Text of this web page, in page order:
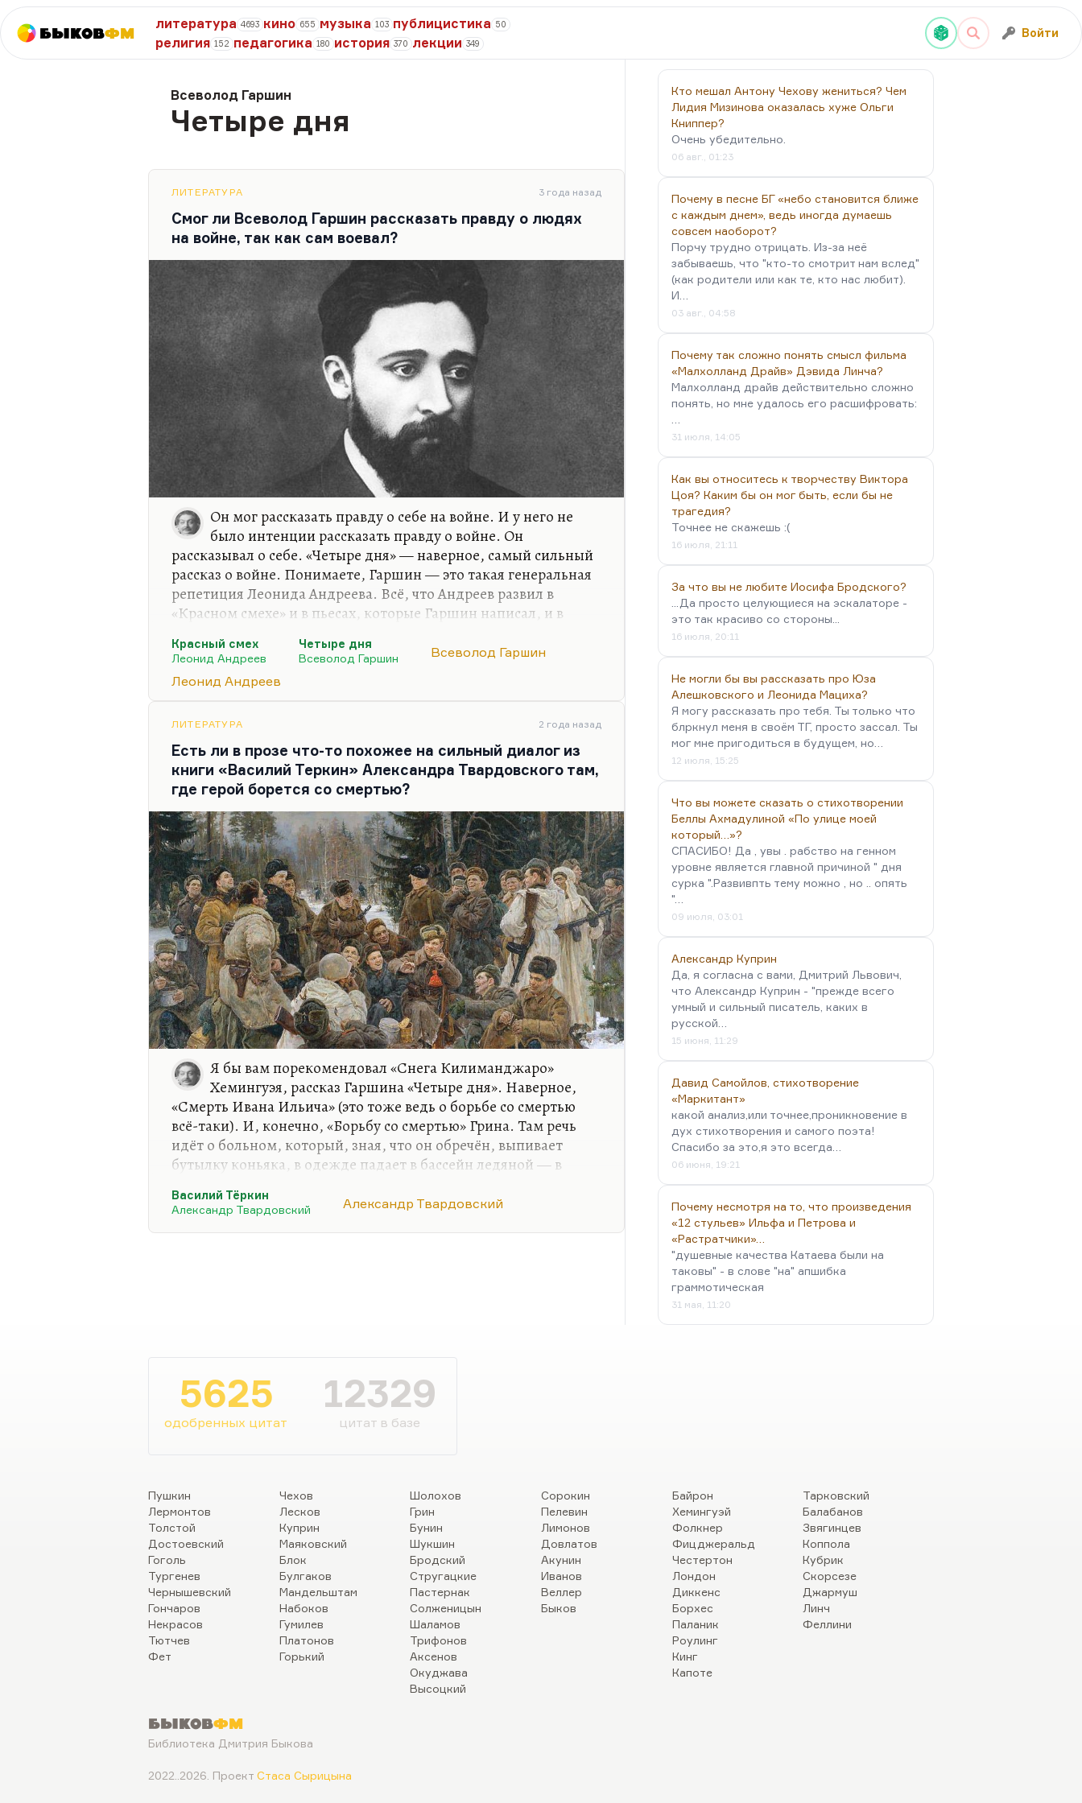
БыковФМ
литература 4693 кино 655 музыка 103 публицистика 50
религия 152 педагогика 180 история 370 лекции 349
Войти
Всеволод Гаршин
Четыре дня
ЛИТЕРАТУРА 3 года назад
Смог ли Всеволод Гаршин рассказать правду о людях
на войне, так как сам воевал?
Он мог рассказать правду о себе на войне. И у него не
было интенции рассказать правду о войне. Он
рассказывал о себе. «Четыре дня» — наверное, самый сильный
рассказ о войне. Понимаете, Гаршин — это такая генеральная
репетиция Леонида Андреева. Всё, что Андреев развил в
«Красном смехе» и в пьесах, которые Гаршин написал, и в
«Палата №6» Чехова, и «Мысль» Андреева, и, кстати говоря,
почти всё от Андреева. Это, конечно, Гаршин. И я думаю, что
это великий вклад в русскую прозу. И неслучайно называли его
Поразительный рассказ! Конечно, Гаршин — он не военный
писатель. Он просто…
Красный смех
Леонид Андреев
Четыре дня
Всеволод Гаршин
Всеволод Гаршин
Леонид Андреев
ЛИТЕРАТУРА 2 года назад
Есть ли в прозе что-то похожее на сильный диалог из
книги «Василий Теркин» Александра Твардовского там,
где герой борется со смертью?
Я бы вам порекомендовал «Снега Килиманджаро»
Хемингуэя, рассказ Гаршина «Четыре дня». Наверное,
«Смерть Ивана Ильича» (это тоже ведь о борьбе со смертью
всё-таки). И, конечно, «Борьбу со смертью» Грина. Там речь
идёт о больном, который, зная, что он обречён, выпивает
бутылку коньяка, в одежде падает в бассейн ледяной — в
профессиональные врачи мне говорили, что иногда в
критических ситуациях спасает и такое.
Василий Тёркин
Александр Твардовский
Александр Твардовский
Кто мешал Антону Чехову жениться? Чем
Лидия Мизинова оказалась хуже Ольги
Книппер?
Очень убедительно.
06 авг., 01:23
Почему в песне БГ «небо становится ближе
с каждым днем», ведь иногда думаешь
совсем наоборот?
Порчу трудно отрицать. Из-за неё
забываешь, что "кто-то смотрит нам вслед"
(как родители или как те, кто нас любит).
И…
03 авг., 04:58
Почему так сложно понять смысл фильма
«Малхолланд Драйв» Дэвида Линча?
Малхолланд драйв действительно сложно
понять, но мне удалось его расшифровать:
31 июля, 14:05
Как вы относитесь к творчеству Виктора
Цоя? Каким бы он мог быть, если бы не
трагедия?
Точнее не скажешь :(
16 июля, 21:11
За что вы не любите Иосифа Бродского?
...Да просто целующиеся на эскалаторе -
это так красиво со стороны...
16 июля, 20:11
Не могли бы вы рассказать про Юза
Алешковского и Леонида Мациха?
Я могу рассказать про тебя. Ты только что
блркнул меня в своём ТГ, просто зассал. Ты
мог мне пригодиться в будущем, но…
12 июля, 15:25
Что вы можете сказать о стихотворении
Беллы Ахмадулиной «По улице моей
который…»?
СПАСИБО! Да , увы . рабство на генном
уровне является главной причиной " дня
сурка ".Развивпть тему можно , но .. опять
"…
09 июля, 03:01
Александр Куприн
Да, я согласна с вами, Дмитрий Львович,
что Александр Куприн - "прежде всего
умный и сильный писатель, каких в
русской…
15 июня, 11:29
Давид Самойлов, стихотворение
«Маркитант»
какой анализ,или точнее,проникновение в
дух стихотворения и самого поэта!
Спасибо за это,я это всегда…
06 июня, 19:21
Почему несмотря на то, что произведения
«12 стульев» Ильфа и Петрова и
«Растратчики»…
"душевные качества Катаева были на
таковы" - в слове "на" апшибка
граммотическая
31 мая, 11:20
5625
одобренных цитат
12329
цитат в базе
Пушкин
Лермонтов
Толстой
Достоевский
Гоголь
Тургенев
Чернышевский
Гончаров
Некрасов
Тютчев
Фет
Чехов
Лесков
Куприн
Маяковский
Блок
Булгаков
Мандельштам
Набоков
Гумилев
Платонов
Горький
Шолохов
Грин
Бунин
Шукшин
Бродский
Стругацкие
Пастернак
Солженицын
Шаламов
Трифонов
Аксенов
Окуджава
Высоцкий
Сорокин
Пелевин
Лимонов
Довлатов
Акунин
Иванов
Веллер
Быков
Байрон
Хемингуэй
Фолкнер
Фицджеральд
Честертон
Лондон
Диккенс
Борхес
Паланик
Роулинг
Кинг
Капоте
Тарковский
Балабанов
Звягинцев
Коппола
Кубрик
Скорсезе
Джармуш
Линч
Феллини
БыковФМ
Библиотека Дмитрия Быкова
2022..2026. Проект Стаса Сырицына